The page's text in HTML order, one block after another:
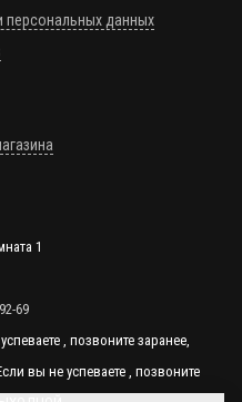
персональных данных
1
69
, позвоните заранее,
вы не успеваете , позвоните